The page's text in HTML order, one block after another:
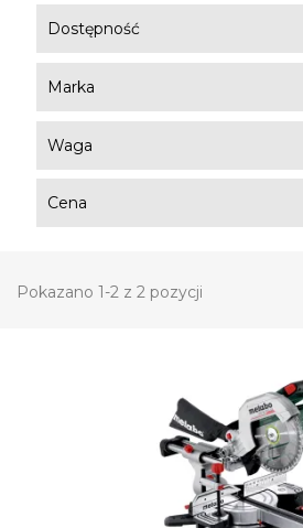
Dostępność
Marka
Waga
Cena
Pokazano 1-2 z 2 pozycji